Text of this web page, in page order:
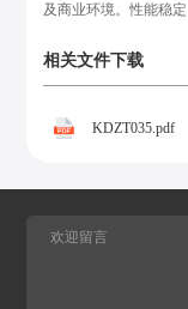
及商业环境。性能稳
相关文件下载
KDZT035.pdf